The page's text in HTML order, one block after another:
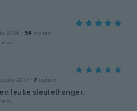
2014 · 54 opinie
2017 · 7 opinie
leuke sleutelhanger.